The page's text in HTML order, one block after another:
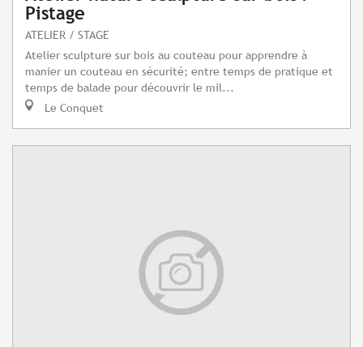
Pistage
ATELIER / STAGE
Atelier sculpture sur bois au couteau pour apprendre à
manier un couteau en sécurité; entre temps de pratique et
temps de balade pour découvrir le mil...
Le Conquet